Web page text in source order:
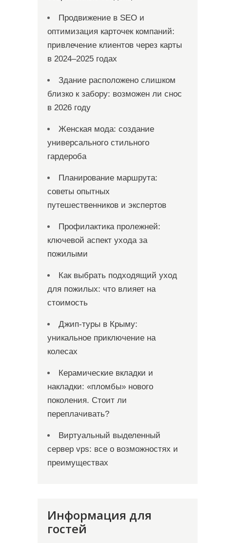
Продвижение в SEO и
оптимизация карточек компаний:
привлечение клиентов через карты
в 2024–2025 годах
Здание расположено слишком
близко к забору: возможен ли снос
в 2026 году
Женская мода: создание
универсального стильного
гардероба
Планирование маршрута:
советы опытных
путешественников и экспертов
Профилактика пролежней:
ключевой аспект ухода за
пожилыми
Как выбрать подходящий уход
для пожилых: что влияет на
стоимость
Джип-туры в Крыму:
уникальное приключение на
колесах
Керамические вкладки и
накладки: «пломбы» нового
поколения. Стоит ли
переплачивать?
Виртуальный выделенный
сервер vps: все о возможностях и
преимуществах
Информация для
гостей